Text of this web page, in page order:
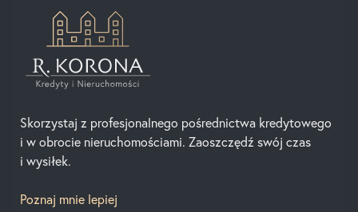
Skorzystaj z profesjonalnego pośrednictwa kredytowego
i w obrocie nieruchomościami. Zaoszczędź swój czas
i wysiłek.
Poznaj mnie lepiej